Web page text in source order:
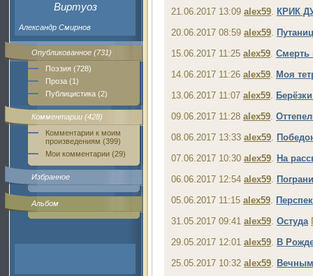
Виртуоз
Александр Смирнов
Опубликованное (731)
Поэзия (728)
Проза (1)
Публицистика (2)
Комментарии (428)
Комментарии к моим
произведениям (399)
Мои комментарии (29)
Избранное
Альбом
21.06.2017 13:09 alex59. КРИК
20.06.2017 08:59 alex59.
15.06.2017 11:25 alex59. Смерть
14.06.2017 11:26 alex59. Моя
13.06.2017 11:07 alex59.
09.06.2017 11:28 alex59.
08.06.2017 13:33 alex59.
07.06.2017 10:30 alex59. На
06.06.2017 12:54 alex59.
05.06.2017 11:15 alex59.
31.05.2017 09:41 alex59. Остуда
29.05.2017 12:01 alex59. В
25.05.2017 10:32 alex59.